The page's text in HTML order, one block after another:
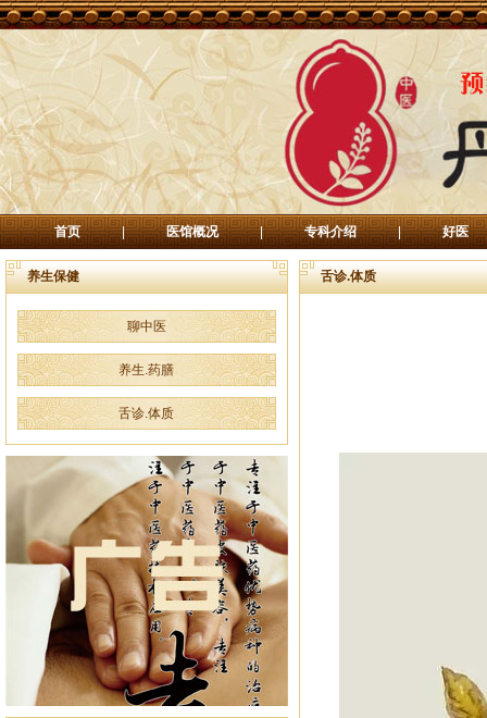
首页 | 医馆概况 | 专科介绍 | 好医
养生保健
聊中医
养生.药膳
舌诊.体质
舌诊.体质